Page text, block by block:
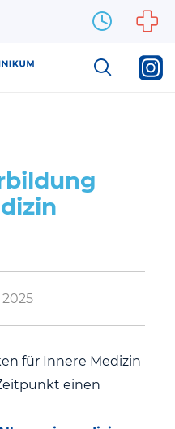
für Innere Medizin
einen